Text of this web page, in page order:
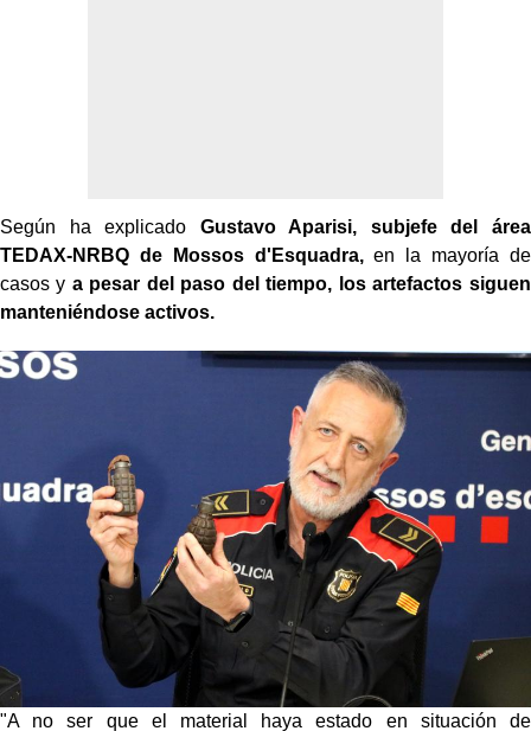
Según ha explicado Gustavo Aparisi, subjefe del área
TEDAX-NRBQ de Mossos d'Esquadra,en la mayoría de
casos y a pesar del paso del tiempo, los artefactos siguen
manteniéndose activos.
"A no ser que el material haya estado en situación de